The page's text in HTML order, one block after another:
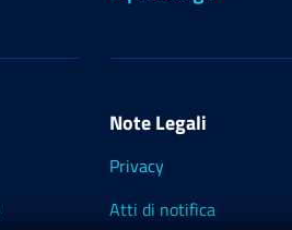
Note Legali
Privacy
Atti di notifica